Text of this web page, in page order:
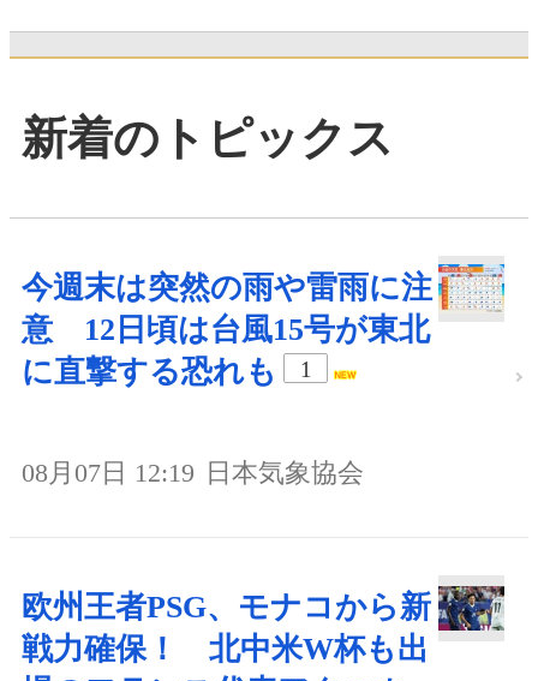
新着のトピックス
今週末は突然の雨や雷雨に注
意 12日頃は台風15号が東北
に直撃する恐れも
1
08月07日 12:19 日本気象協会
欧州王者PSG、モナコから新
戦力確保！ 北中米W杯も出